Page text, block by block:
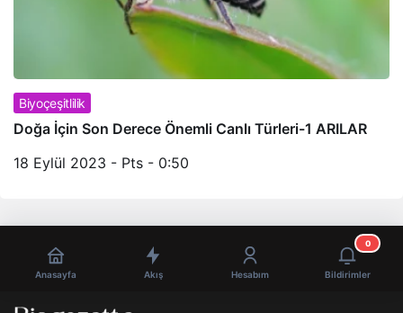
Biyoçeşitlilik
Doğa İçin Son Derece Önemli Canlı Türleri-1 ARILAR
18 Eylül 2023 - Pts - 0:50
Anasayfa Akış Hesabım Bildirimler
0